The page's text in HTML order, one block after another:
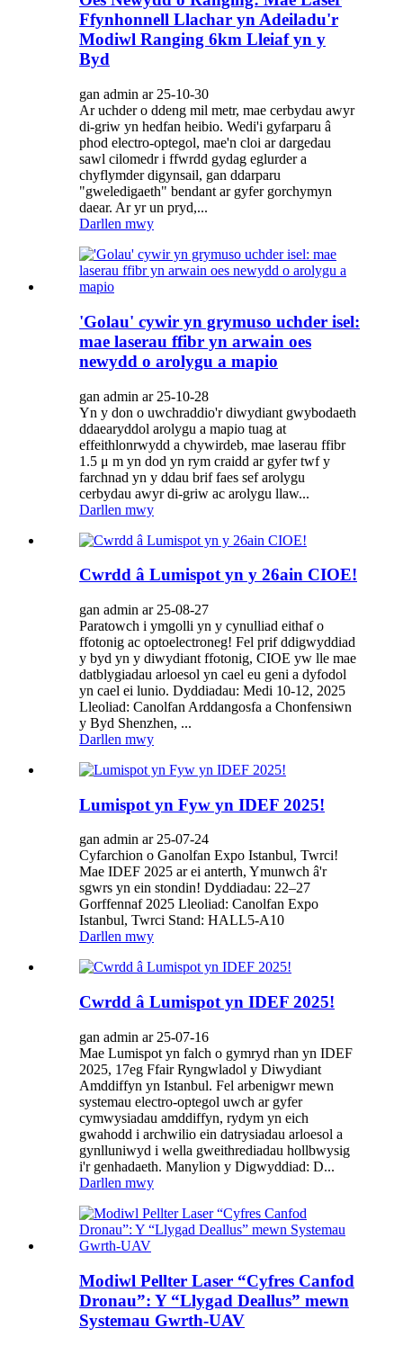
Ffynhonnell Llachar yn Adeiladu'r
Modiwl Ranging 6km Lleiaf yn y
Byd
gan admin ar 25-10-30
Ar uchder o ddeng mil metr, mae cerbydau awyr
di-griw yn hedfan heibio. Wedi'i gyfarparu â
phod electro-optegol, mae'n cloi ar dargedau
sawl cilomedr i ffwrdd gydag eglurder a
chyflymder digynsail, gan ddarparu
"gweledigaeth" bendant ar gyfer gorchymyn
daear. Ar yr un pryd,...
Darllen mwy
'Golau' cywir yn grymuso uchder isel:
mae laserau ffibr yn arwain oes
newydd o arolygu a mapio
gan admin ar 25-10-28
Yn y don o uwchraddio'r diwydiant gwybodaeth
ddaearyddol arolygu a mapio tuag at
effeithlonrwydd a chywirdeb, mae laserau ffibr
1.5 μ m yn dod yn rym craidd ar gyfer twf y
farchnad yn y ddau brif faes sef arolygu
cerbydau awyr di-griw ac arolygu llaw...
Darllen mwy
Cwrdd â Lumispot yn y 26ain CIOE!
gan admin ar 25-08-27
Paratowch i ymgolli yn y cynulliad eithaf o
ffotonig ac optoelectroneg! Fel prif ddigwyddiad
y byd yn y diwydiant ffotonig, CIOE yw lle mae
datblygiadau arloesol yn cael eu geni a dyfodol
yn cael ei lunio. Dyddiadau: Medi 10-12, 2025
Lleoliad: Canolfan Arddangosfa a Chonfensiwn
y Byd Shenzhen, ...
Darllen mwy
Lumispot yn Fyw yn IDEF 2025!
gan admin ar 25-07-24
Cyfarchion o Ganolfan Expo Istanbul, Twrci!
Mae IDEF 2025 ar ei anterth, Ymunwch â'r
sgwrs yn ein stondin! Dyddiadau: 22–27
Gorffennaf 2025 Lleoliad: Canolfan Expo
Istanbul, Twrci Stand: HALL5-A10
Darllen mwy
Cwrdd â Lumispot yn IDEF 2025!
gan admin ar 25-07-16
Mae Lumispot yn falch o gymryd rhan yn IDEF
2025, 17eg Ffair Ryngwladol y Diwydiant
Amddiffyn yn Istanbul. Fel arbenigwr mewn
systemau electro-optegol uwch ar gyfer
cymwysiadau amddiffyn, rydym yn eich
gwahodd i archwilio ein datrysiadau arloesol a
gynlluniwyd i wella gweithrediadau hollbwysig
i'r genhadaeth. Manylion y Digwyddiad: D...
Darllen mwy
Modiwl Pellter Laser “Cyfres Canfod
Dronau”: Y “Llygad Deallus” mewn
Systemau Gwrth-UAV